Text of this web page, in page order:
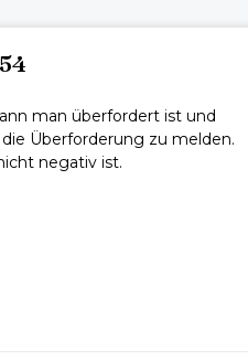
man überfordert ist und
Überforderung zu melden.
negativ ist.